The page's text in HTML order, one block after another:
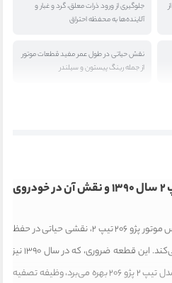
حفظ حداکثری راندمان موتور پژو 206 تیپ 2 از
جلوگیری از ورود ذرات معلق، گرد و غبار و
آلاینده‌ها به محفظه احتراق
نقش حیاتی در طول عمر مفید قطعات موتور
از جمله رینگ پیستون و سیلندر
معرفی فیلتر هوا پژو 206 تیپ 2 سال 1390 و نقش آن در خودروی
فیلتر هوا، قلب تپنده سیستم تنفس موتور پژو 206 تیپ 2، نقشی حیاتی در حفظ
سلامت و راندمان این خودرو ایفا می‌کند. این قطعه ضروری، که در سال 1390 نیز
همچنان از طراحی استانداردی برای مدل تیپ 2 پژو 206 بهره می‌برد، وظیفه تصفیه